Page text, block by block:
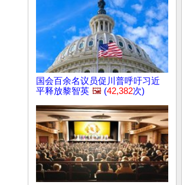
国会百余名议员促川普呼吁习近
平释放黎智英 🖼️ (42,382次)